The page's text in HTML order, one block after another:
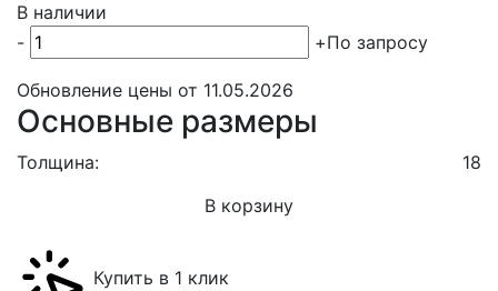
В наличии
-
+По запросу
Обновление цены от 11.05.2026
Основные размеры
Толщина:
18
В корзину
Купить в 1 клик